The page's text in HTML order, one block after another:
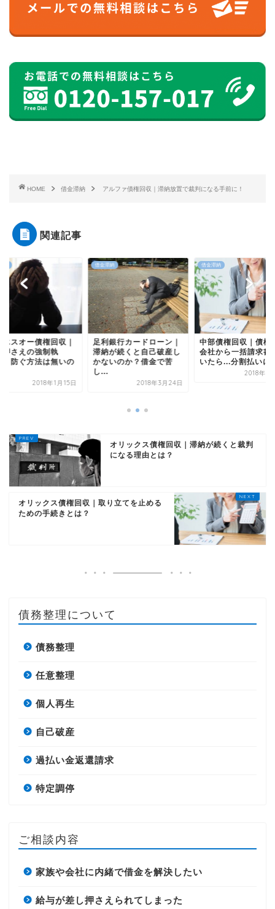
HOME 借金滞納 アルファ債権回収｜滞納放置で裁判になる手前に！
関連記事
借金滞納
利銀行カードローン｜
納が続くと自己破産し
ないのか？借金で苦
2018年3月24日
借金滞納
中部債権回収｜債権回収
会社から一括請求書が届
いたら...分割払いに...
借金滞納
アイエスオー債
差し押さえの強
行！？防ぐ方法
オリックス債権回収｜滞納が続くと裁判
になる理由とは？
オリックス債権回収｜取り立てを止める
ための手続きとは？
債務整理について
債務整理
任意整理
個人再生
自己破産
過払い金返還請求
特定調停
ご相談内容
家族や会社に内緒で借金を解決したい
給与が差し押さえられてしまった